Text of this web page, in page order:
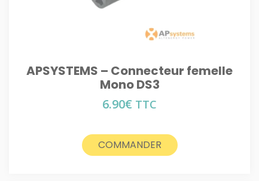
APSYSTEMS – Connecteur femelle
Mono DS3
6.90€ TTC
COMMANDER